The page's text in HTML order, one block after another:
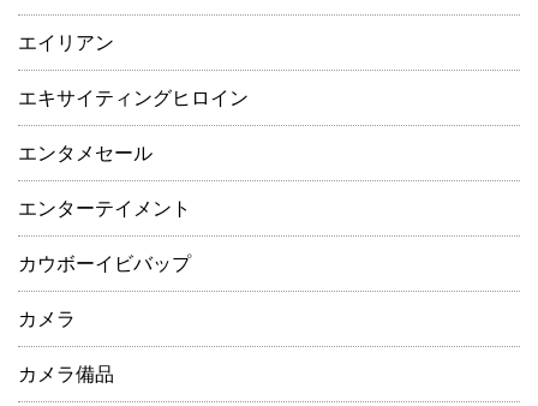
エイリアン
エキサイティングヒロイン
エンタメセール
エンターテイメント
カウボーイビバップ
カメラ
カメラ備品